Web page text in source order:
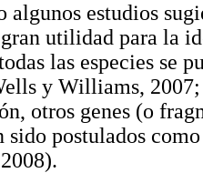
algunos estudios
utilidad para la
las especies se
y Williams,
otros genes (o
sido postulados
2008).